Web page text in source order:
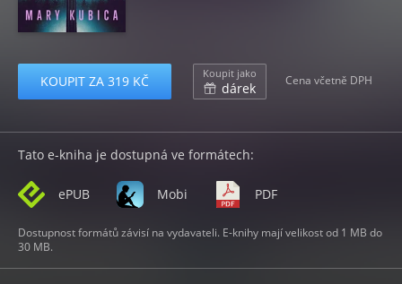
KOUPIT ZA 319 KČ Koupit jako
dárek Cena včetně DPH
Tato e-kniha je dostupná ve formátech:
ePUB Mobi PDF
Dostupnost formátů závisí na vydavateli. E-knihy mají velikost od 1 MB do
30 MB.